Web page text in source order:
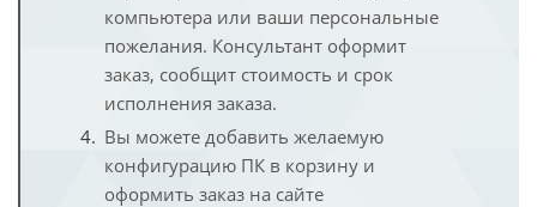
компьютера или ваши персональные
пожелания. Консультант оформит
заказ, сообщит стоимость и срок
исполнения заказа.
Вы можете добавить желаемую
конфигурацию ПК в корзину и
оформить заказ на сайте